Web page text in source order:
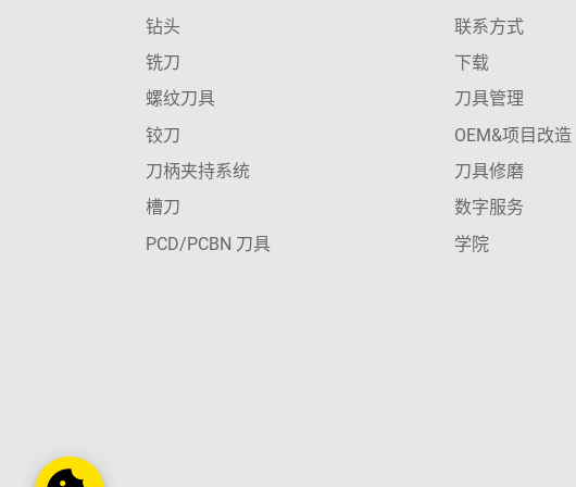
钻头
铣刀
螺纹刀具
铰刀
刀柄夹持系统
槽刀
PCD/PCBN 刀具
联系方式
下载
刀具管理
OEM&项目改造
刀具修磨
数字服务
学院